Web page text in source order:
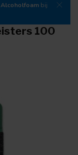
bij
100